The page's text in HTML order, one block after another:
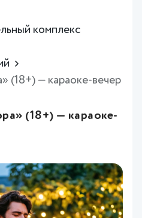
комплекс
(18+) — караоке-вечер
(18+) — караоке-